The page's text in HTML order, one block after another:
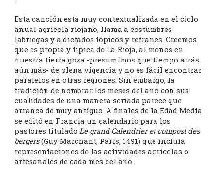
Esta canción está muy contextualizada en el ciclo
anual agrícola riojano, llama a costumbres
labriegas y a dictados tópicos y refranes. Creemos
que es propia y típica de La Rioja, al menos en
nuestra tierra goza -presumimos que tiempo atrás
aún más- de plena vigencia y no es fácil encontrar
paralelos en otras regiones. Sin embargo, la
tradición de nombrar los meses del año con sus
cualidades de una manera seriada parece que
arranca de muy antiguo. A finales de la Edad Media
se editó en Francia un calendario para los
pastores titulado Le grand Calendrier et compost des
bergers(Guy Marchant, París, 1491) que incluía
representaciones de las actividades agrícolas o
artesanales de cada mes del año.